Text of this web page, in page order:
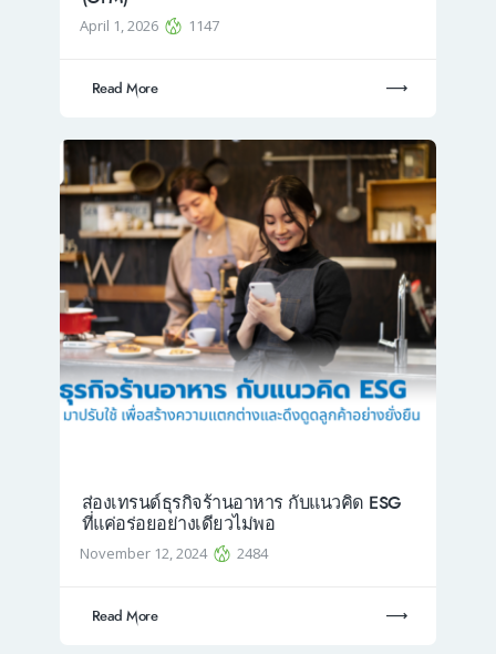
April 1, 2026 1147
Read More
ส่องเทรนด์ธุรกิจร้านอาหาร กับแนวคิด ESG
ที่แค่อร่อยอย่างเดียวไม่พอ
November 12, 2024 2484
Read More